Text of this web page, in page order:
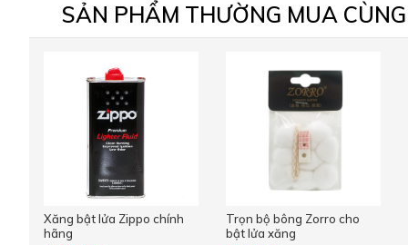
SẢN PHẨM THƯỜNG MUA CÙNG
Xăng bật lửa Zippo chính
hãng
Trọn bộ bông Zorro cho
bật lửa xăng